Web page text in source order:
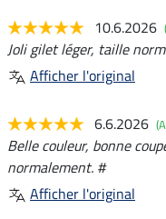
10.6.2026
Joli gilet léger, taille
Afficher l'original
6.6.2026
Belle couleur, bonne
normalement. #
Afficher l'original